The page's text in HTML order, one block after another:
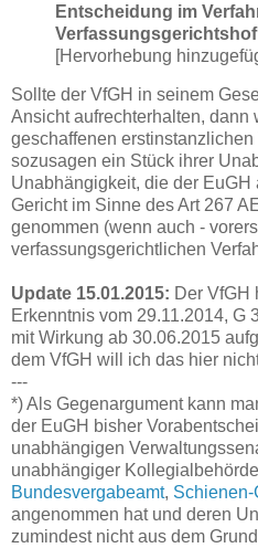
Entscheidung im
[Hervorhebung
Sollte der VfGH in seinem
Ansicht aufrechterhalten, dann
geschaffenen
sozusagen ein Stück ihrer
Unabhängigkeit, die der EuGH
Gericht im Sinne des Art 267
genommen (wenn auch -
verfassungsgerichtlichen
Update 15.01.2015: Der VfGH
Erkenntnis vom 29.11.2014, G
mit Wirkung ab 30.06.2015
dem VfGH will ich das hier
---
*) Als Gegenargument kann
der EuGH bisher
unabhängigen
unabhängiger
Bundesvergabeamt,
angenommen hat und deren
zumindest nicht aus dem